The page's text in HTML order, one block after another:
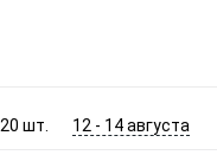
шт. 12 - 14 августа